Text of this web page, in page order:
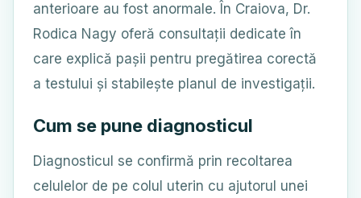
anterioare au fost anormale. În Craiova, Dr.
Rodica Nagy oferă consultații dedicate în
care explică pașii pentru pregătirea corectă
a testului și stabilește planul de investigații.
Cum se pune diagnosticul
Diagnosticul se confirmă prin recoltarea
celulelor de pe colul uterin cu ajutorul unei